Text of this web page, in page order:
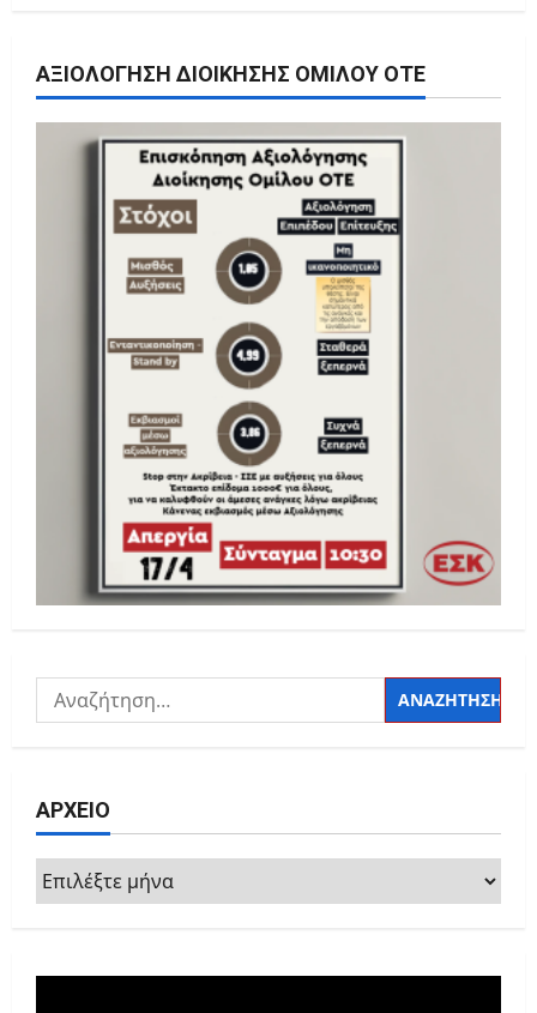
ΑΞΙΟΛΌΓΗΣΗ ΔΙΟΊΚΗΣΗΣ ΟΜΊΛΟΥ ΟΤΕ
Αναζήτηση
για:
ΑΡΧΕΙΟ
ΑΡΧΕΙΟ